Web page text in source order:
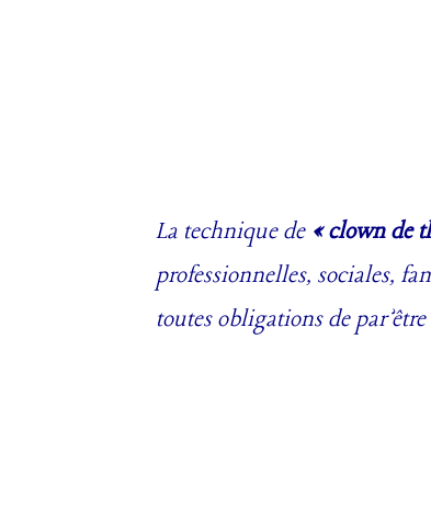
La technique de « clown de
professionnelles, sociales,
toutes obligations de